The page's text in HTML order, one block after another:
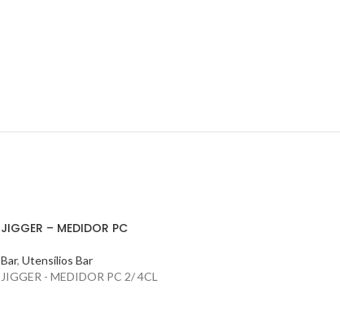
JIGGER – MEDIDOR PC
Bar, Utensílios Bar
JIGGER - MEDIDOR PC 2/ 4CL